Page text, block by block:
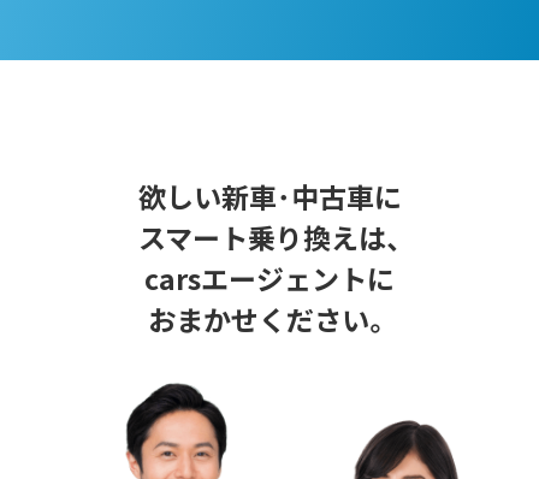
欲しい新車･中古車に
スマート乗り換えは、
carsエージェントに
おまかせください。